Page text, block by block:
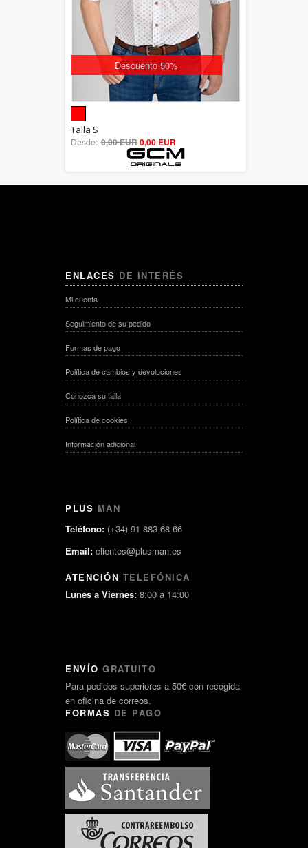
Descuento 50%
out of 5
Talla S
Desde: 0,00 EUR0,00 EUR
ENLACES DE INTERÉS
Mi cuenta
Seguimiento de su pedido
Formas de pago
Política de cambios y devoluciones
Conozca su talla
Política de cookies
Información adicional
PLUS MAN
Teléfono: (+34) 91 883 68 66
Email: clientes@plusman.es
ATENCIÓN TELEFÓNICA
Lunes a Viernes: 8:00 a 14:00
ENVÍO GRATUITO
Para pedidos superiores a 50€ con recogida
en oficina de correos.
FORMAS DE PAGO